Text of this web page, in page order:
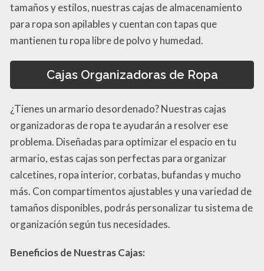
tamaños y estilos, nuestras cajas de almacenamiento
para ropa son apilables y cuentan con tapas que
mantienen tu ropa libre de polvo y humedad.
Cajas Organizadoras de Ropa
¿Tienes un armario desordenado? Nuestras cajas
organizadoras de ropa te ayudarán a resolver ese
problema. Diseñadas para optimizar el espacio en tu
armario, estas cajas son perfectas para organizar
calcetines, ropa interior, corbatas, bufandas y mucho
más. Con compartimentos ajustables y una variedad de
tamaños disponibles, podrás personalizar tu sistema de
organización según tus necesidades.
Beneficios de Nuestras Cajas: